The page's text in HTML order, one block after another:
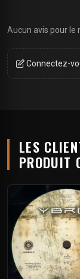
Aucun avis pour le
Connectez-
LES
PRODUIT